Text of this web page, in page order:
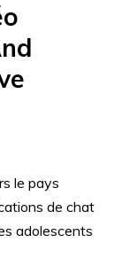
le pays
de chat
adolescents